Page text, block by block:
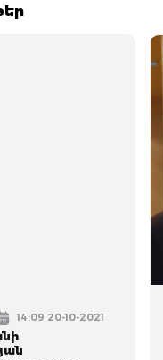
14:09 20-10-2021